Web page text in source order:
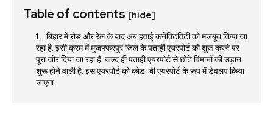
Table of contents [hide]
बिहार में रोड और रेल के बाद अब हवाई कनेक्टिविटी को मजबूत किया जा
रहा है. इसी क्रम में मुजफ्फरपुर जिले के पताही एयरपोर्ट को शुरू करने पर
पूरा जोर दिया जा रहा है. जल्द ही पताही एयरपोर्ट से छोटे विमानों की उड़ान
शुरू होने वाली है. इस एयरपोर्ट को कोड-बी एयरपोर्ट के रूप में डेवलप किया
जाएगा.